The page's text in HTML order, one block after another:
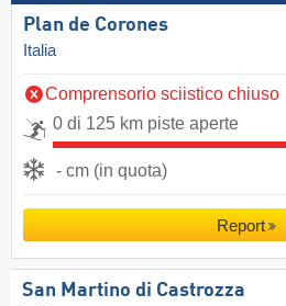
Plan de Corones
Italia
Comprensorio sciistico chiuso
0 di 125 km piste aperte
- cm (in quota)
Report
San Martino di Castrozza